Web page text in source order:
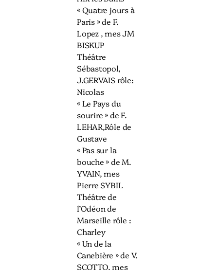
« Quatre jours à
Paris » de F.
Lopez , mes JM
BISKUP
Théâtre
Sébastopol,
J.GERVAIS rôle:
Nicolas
« Le Pays du
sourire » de F.
LEHAR,Rôle de
Gustave
« Pas sur la
bouche » de M.
YVAIN, mes
Pierre SYBIL
Théâtre de
l’Odéon de
Marseille rôle :
Charley
« Un de la
Canebière » de V.
SCOTTO, mes